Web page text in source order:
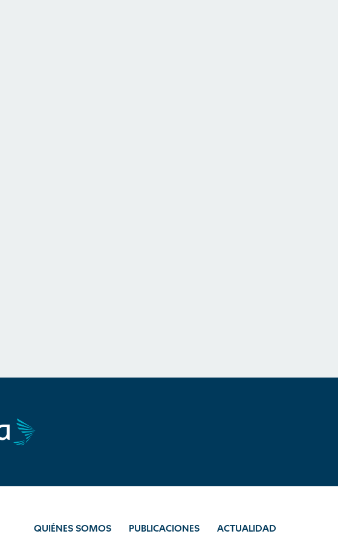
QUIÉNES SOMOS PUBLICACIONES ACTUALIDAD